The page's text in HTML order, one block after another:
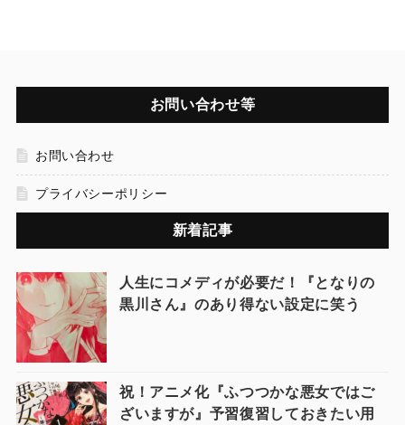
お問い合わせ等
お問い合わせ
プライバシーポリシー
新着記事
人生にコメディが必要だ！『となりの
黒川さん』のあり得ない設定に笑う
祝！アニメ化『ふつつかな悪女ではご
ざいますが』予習復習しておきたい用